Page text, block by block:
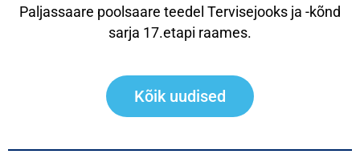
Paljassaare poolsaare teedel Tervisejooks ja -kõnd
sarja 17.etapi raames.
Kõik uudised